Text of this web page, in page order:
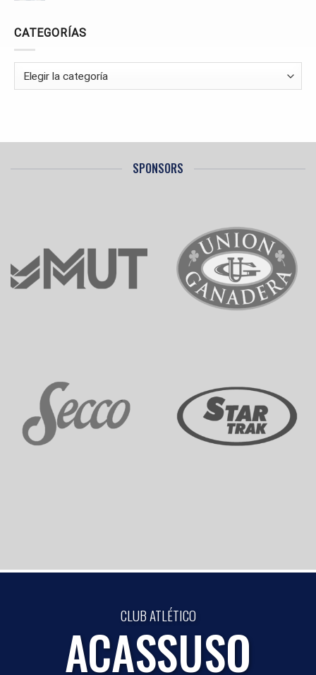
CATEGORÍAS
Categorías
SPONSORS
CLUB ATLÉTICO
ACASSUSO